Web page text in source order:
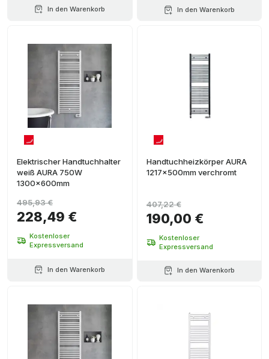
In den Warenkorb In den Warenkorb
Elektrischer Handtuchhalter
weiß AURA 750W
1300x600mm
228,49 €
495,93 €
Kostenloser
Expressversand
In den Warenkorb
Handtuchheizkörper AURA
1217x500mm verchromt
190,00 €
407,22 €
Kostenloser
Expressversand
In den Warenkorb